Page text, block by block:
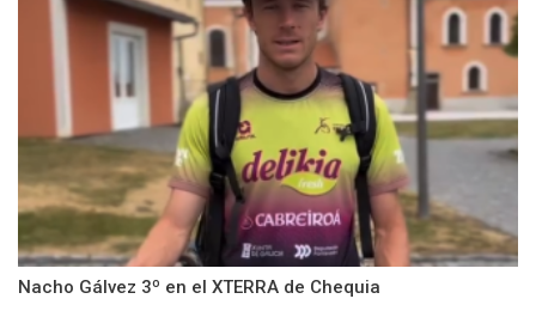
Nacho Gálvez 3º en el XTERRA de Chequia